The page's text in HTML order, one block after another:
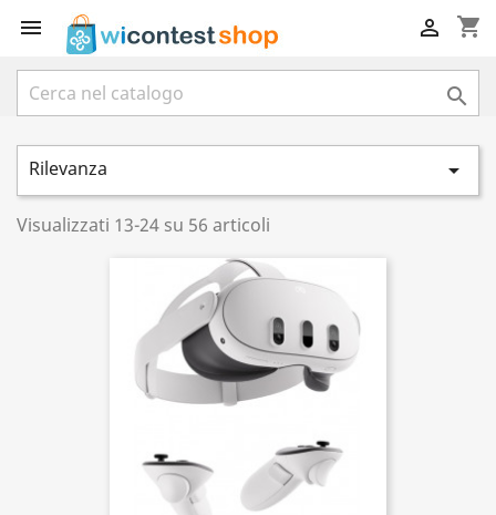
 shopping_cart


Rilevanza 
Visualizzati 13-24 su 56 articoli